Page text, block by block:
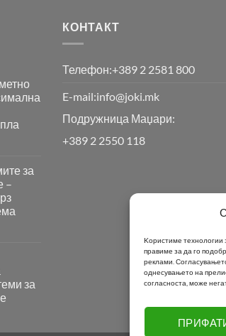
Kористиме
правиме за да го
реклами.
однесувањето на
согласноста, може
за
–
за
КОНТАКТ
Телефон:+389 2 2581 800
E-mail:info@joki.mk
Подружница Маџари:
+389 2 2550 118